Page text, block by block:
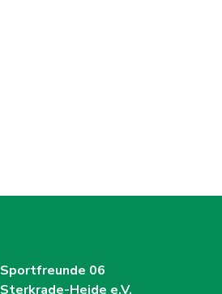
Sportfreunde 06
Sterkrade-Heide e.V.